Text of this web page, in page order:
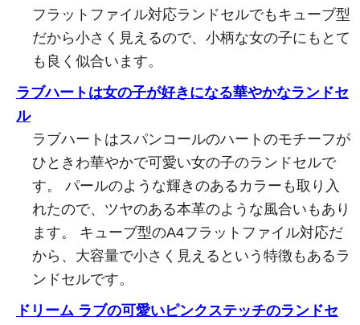
フラットファイル対応ランドセルでもキューブ型
だから小さく見えるので、小柄な女の子にもとて
も良く似合います。
ラブハートは女の子が好きになる華やかなランドセ
ル
ラブハートはスパンコールのハートのモチーフが
ひときわ華やかで可愛い女の子のランドセルで
す。 パールのような輝きのあるカラーも取り入
れたので、ツヤのある本革のような風合いもあり
ます。 キューブ型のA4フラットファイル対応だ
から、大容量で小さく見えるという特徴もあるラ
ンドセルです。
ドリーム ラブの可愛いピンクステッチのランドセ